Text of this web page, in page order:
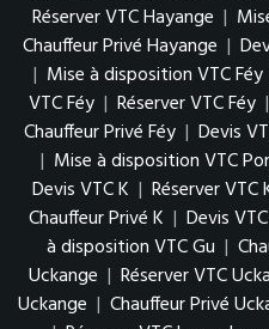
Réserver VTC Hayange |
Chauffeur Privé Hayange |
| Mise à disposition VTC Féy
VTC Féy | Réserver VTC Féy |
Chauffeur Privé Féy | Devis
| Mise à disposition VTC
Devis VTC K | Réserver VTC
Chauffeur Privé K | Devis
à disposition VTC Gu |
Uckange | Réserver VTC
Uckange | Chauffeur Privé